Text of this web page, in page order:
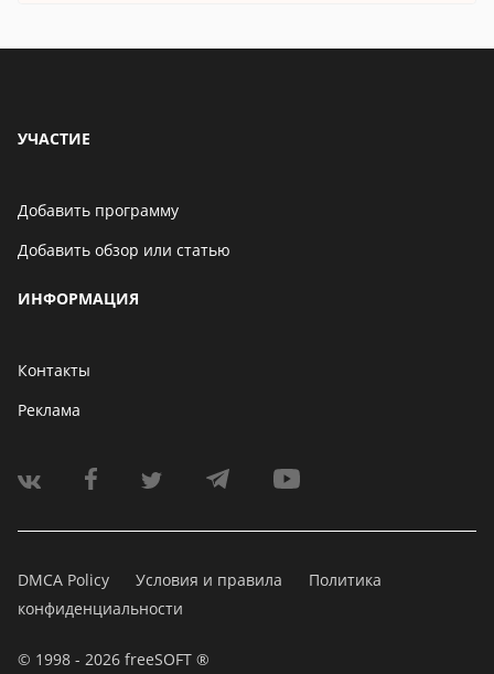
УЧАСТИЕ
Добавить программу
Добавить обзор или статью
ИНФОРМАЦИЯ
Контакты
Реклама
DMCA Policy Условия и правила
Политика
конфиденциальности
© 1998 - 2026 freeSOFT ®